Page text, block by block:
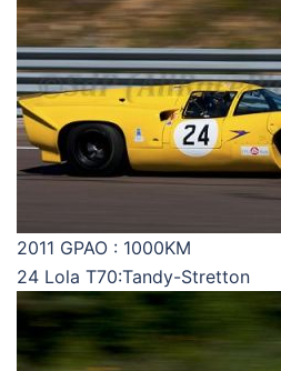
2011 GPAO : 1000KM
24 Lola T70:Tandy-Stretton